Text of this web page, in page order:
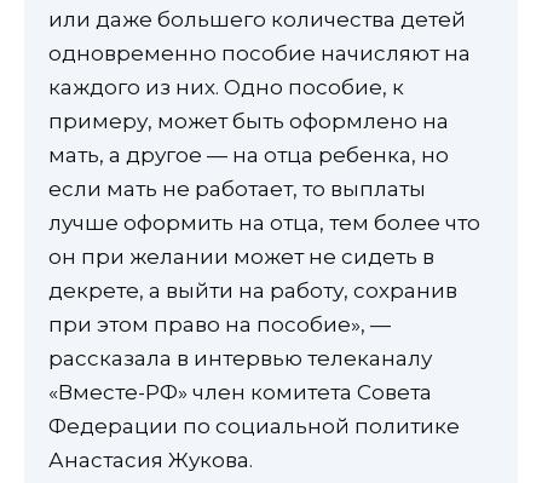
или даже большего количества детей
одновременно пособие начисляют на
каждого из них. Одно пособие, к
примеру, может быть оформлено на
мать, а другое — на отца ребенка, но
если мать не работает, то выплаты
лучше оформить на отца, тем более что
он при желании может не сидеть в
декрете, а выйти на работу, сохранив
при этом право на пособие», —
рассказала в интервью телеканалу
«Вместе-РФ» член комитета Совета
Федерации по социальной политике
Анастасия Жукова.